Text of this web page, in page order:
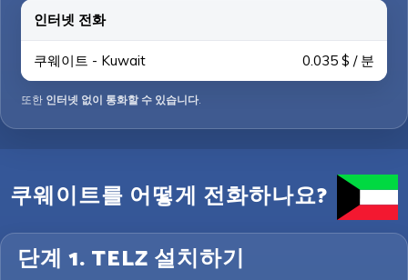
인터넷 전화
쿠웨이트 - Kuwait 0.035 $ / 분
또한 인터넷 없이 통화할 수 있습니다.
쿠웨이트를 어떻게 전화하나요?
단계 1. TELZ 설치하기